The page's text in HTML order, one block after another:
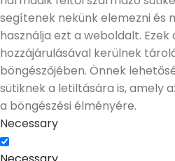
segítenek nekünk elemezni és
használja ezt a weboldalt. Ezek
hozzájárulásával kerülnek
böngészőjében. Önnek
sütiknek a letiltására is, amely
a böngészési élményére.
Necessary